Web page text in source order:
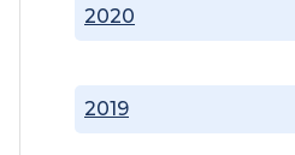
2019
2020